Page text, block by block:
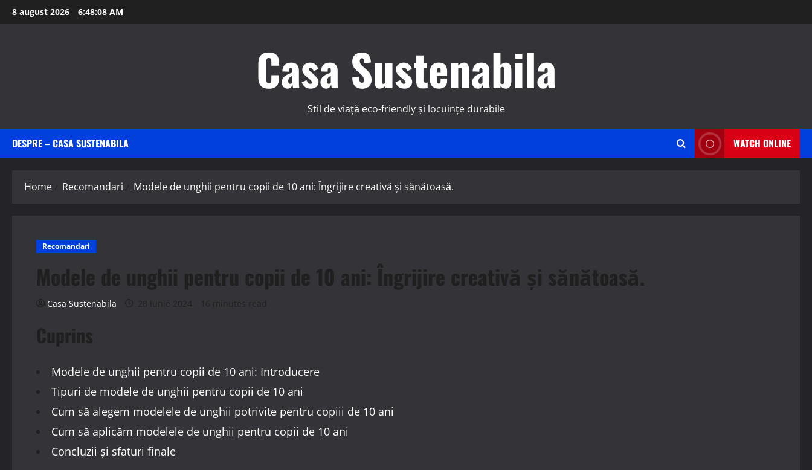
Skip
to
8 august 2026 6:48:08 AM
Casa Sustenabila
Stil de viață eco-friendly și locuințe durabile
DESPRE – CASA SUSTENABILA WATCH ONLINE
Home Recomandari Modele de unghii pentru copii de 10 ani: Îngrijire creativă și sănătoasă.
Recomandari
Modele de unghii pentru copii de 10 ani: Îngrijire creativă și sănătoasă.
Casa Sustenabila 28 iunie 2024 16 minutes read
Cuprins
Modele de unghii pentru copii de 10 ani: Introducere
Tipuri de modele de unghii pentru copii de 10 ani
Cum să alegem modelele de unghii potrivite pentru copiii de 10 ani
Cum să aplicăm modelele de unghii pentru copii de 10 ani
Concluzii și sfaturi finale